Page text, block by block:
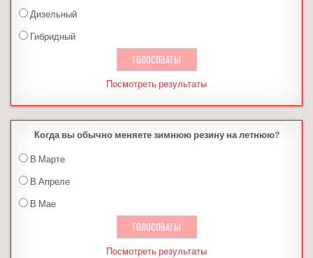
Дизельный
Гибридный
Посмотреть результаты
Когда вы обычно меняете зимнюю резину на летнюю?
В Марте
В Апреле
В Мае
Посмотреть результаты